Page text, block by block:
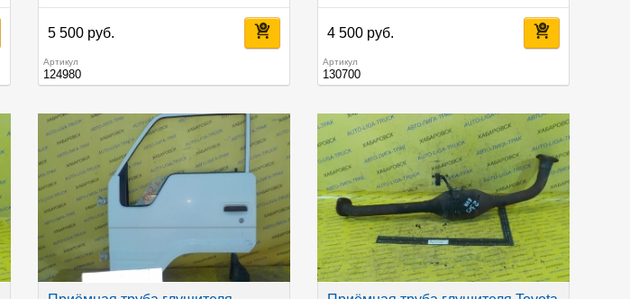
5 500 руб.
Артикул
124980
4 500 руб.
Артикул
130700